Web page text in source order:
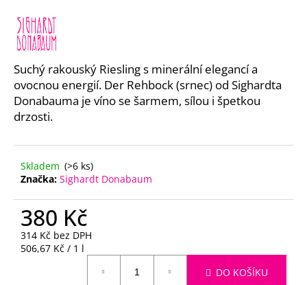
Suchý rakouský Riesling s minerální elegancí a
ovocnou energií. Der Rehbock (srnec) od Sighardta
Donabauma je víno se šarmem, sílou i špetkou
drzosti.
Skladem (>6 ks)
Značka: Sighardt Donabaum
380 Kč
314 Kč bez DPH
Měrná
506,67 Kč / 1 l
DO KOŠÍKU
a
j
í
t
?
D
o
p